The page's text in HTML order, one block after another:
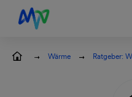
Zur
Zur
Zum Hauptinhalt
Zur
LoginWärme Ratgeber: